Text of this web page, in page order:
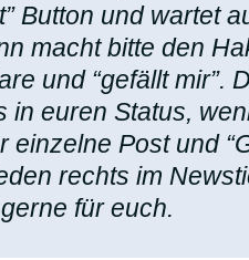
Button und wartet
macht bitte den
und “gefällt mir”.
in euren Status,
einzelne Post und
rechts im
für euch.